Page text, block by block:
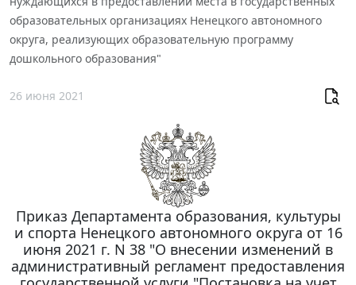
образовательных организациях Ненецкого автономного
округа, реализующих образовательную программу
дошкольного образования"
26 июня 2021
Приказ Департамента образования, культуры
и спорта Ненецкого автономного округа от 16
июня 2021 г. N 38 "О внесении изменений в
административный регламент предоставления